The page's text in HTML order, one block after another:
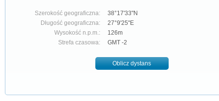
Szerokość geograficzna:
38°17'33"N
Długość geograficzna:
27°9'25"E
Wysokość n.p.m.:
126m
Strefa czasowa:
GMT -2
Oblicz dystans